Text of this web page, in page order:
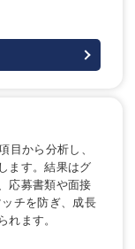
目から分析し、
ます。結果はグ
応募書類や面接
チを防ぎ、成長
れます。